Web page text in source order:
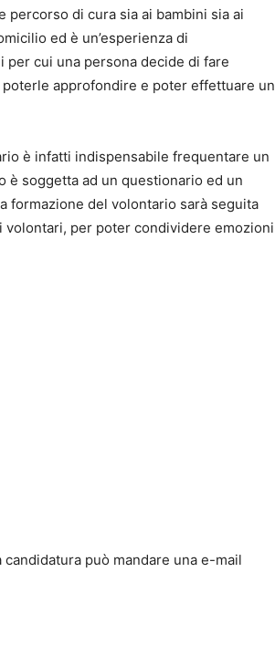
di cura sia ai bambini sia ai
ed è un’esperienza di
cui una persona decide di fare
approfondire e poter effettuare un
è infatti indispensabile frequentare un
è soggetta ad un questionario ed un
formazione del volontario sarà seguita
per poter condividere emozioni
può mandare una e-mail